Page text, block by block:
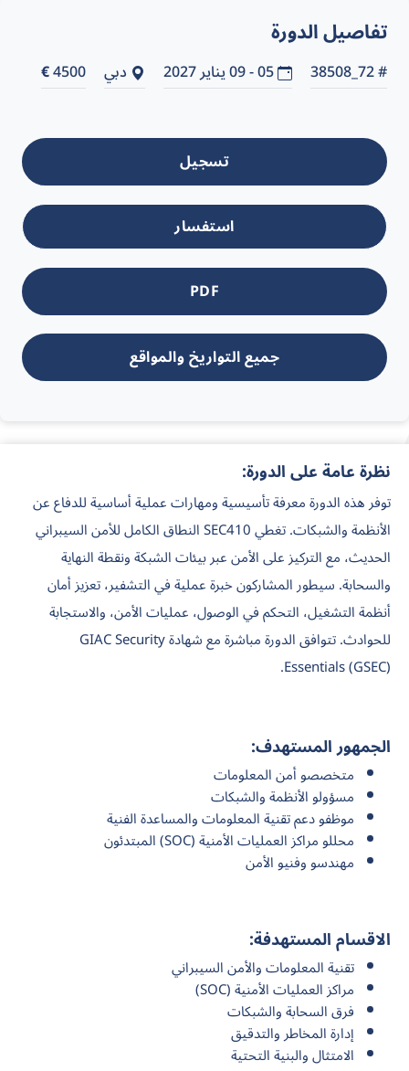
تفاصيل الدورة
# 72_38508 05 - 09 يناير 2027 دبي 4500
€
تسجيل
استفسار
PDF
جميع التواريخ والمواقع
نظرة عامة على الدورة:
توفر هذه الدورة معرفة تأسيسية ومهارات عملية أساسية للدفاع عن
الأنظمة والشبكات. تغطي SEC410 النطاق الكامل للأمن السيبراني
الحديث، مع التركيز على الأمن عبر بيئات الشبكة ونقطة النهاية
والسحابة. سيطور المشاركون خبرة عملية في التشفير، تعزيز أمان
أنظمة التشغيل، التحكم في الوصول، عمليات الأمن، والاستجابة
للحوادث. تتوافق الدورة مباشرة مع شهادة GIAC Security
Essentials (GSEC).
الجمهور المستهدف:
متخصصو أمن المعلومات
مسؤولو الأنظمة والشبكات
موظفو دعم تقنية المعلومات والمساعدة الفنية
محللو مراكز العمليات الأمنية (SOC) المبتدئون
مهندسو وفنيو الأمن
الاقسام المستهدفة:
تقنية المعلومات والأمن السيبراني
مراكز العمليات الأمنية (SOC)
فرق السحابة والشبكات
إدارة المخاطر والتدقيق
الامتثال والبنية التحتية